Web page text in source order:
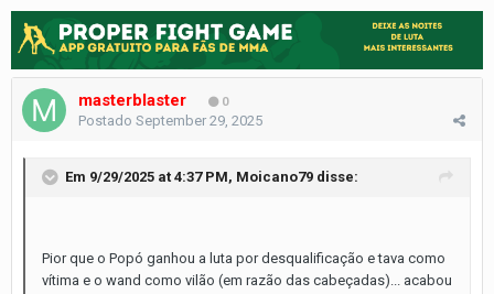
masterblaster 0
Postado September 29, 2025
Em 9/29/2025 at 4:37 PM, Moicano79 disse:
Pior que o Popó ganhou a luta por desqualificação e tava como
vítima e o wand como vilão (em razão das cabeçadas)... acabou